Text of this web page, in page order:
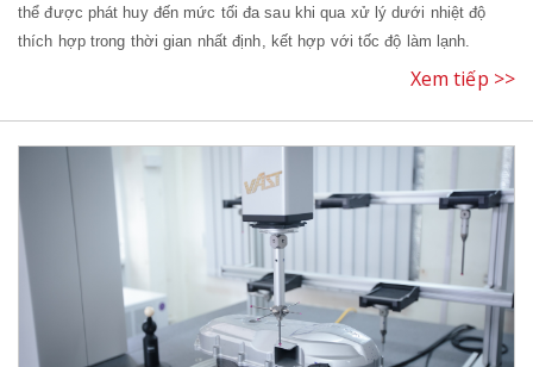
thể được phát huy đến mức tối đa sau khi qua xử lý dưới nhiệt độ
thích hợp trong thời gian nhất định, kết hợp với tốc độ làm lạnh.
Xem tiếp >>